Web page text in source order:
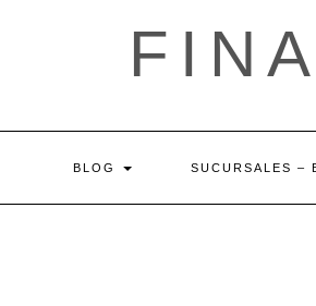
BLOG SUCURSALES –